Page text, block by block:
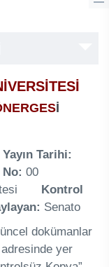
İ
Yayın Tarihi:
00
Kontrol
Senato
dokümanlar
adresinde yer